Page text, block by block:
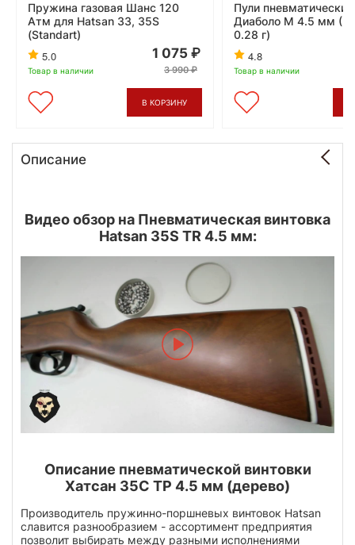
Пружина газовая Шанс 120
Атм для Hatsan 33, 35S
(Standart)
5.0
Товар в наличии
1 075
3 990
В КОРЗИНУ
Пули
Диаболо М 4.5 мм
0.28 г)
4.8
Товар в наличии
Описание
Видео обзор на Пневматическая винтовка
Hatsan 35S TR 4.5 мм:
Описание пневматической винтовки
Хатсан 35С ТР 4.5 мм (дерево)
Производитель пружинно-поршневых винтовок Hatsan
славится разнообразием - ассортимент предприятия
позволит выбирать между разными исполнениями